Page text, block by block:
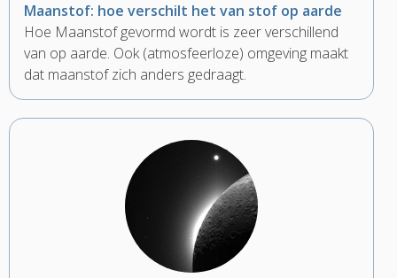
Maanstof: hoe verschilt het van stof op aarde
Hoe Maanstof gevormd wordt is zeer verschillend
van op aarde. Ook (atmosfeerloze) omgeving maakt
dat maanstof zich anders gedraagt.